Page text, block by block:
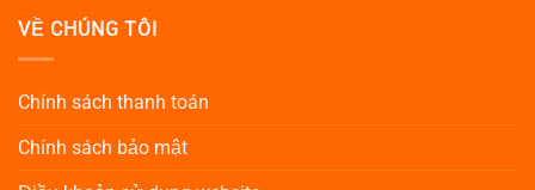
VỀ CHÚNG TÔI
Chính sách thanh toán
Chính sách bảo mật